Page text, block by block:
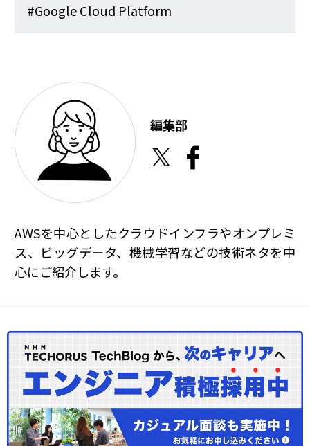
#Google Cloud Platform
編集部
AWSを中心としたクラウドインフラやオンプレミ
ス、ビッグデータ、機械学習などの技術ネタを中
心にご紹介します。